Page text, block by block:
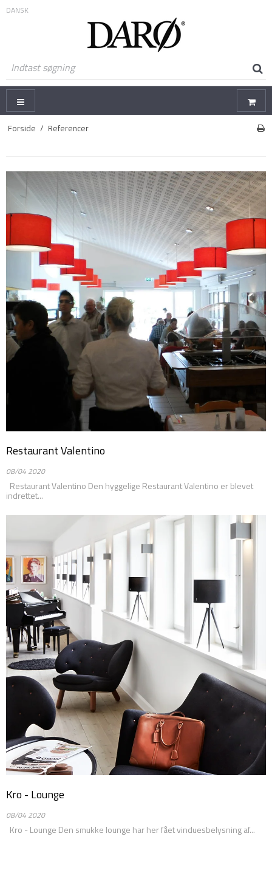
DANSK
Forside / Referencer
Restaurant Valentino
08/04 2020
Restaurant Valentino Den hyggelige Restaurant Valentino er blevet
indrettet...
Kro - Lounge
08/04 2020
Kro - Lounge Den smukke lounge har her fået vinduesbelysning af...